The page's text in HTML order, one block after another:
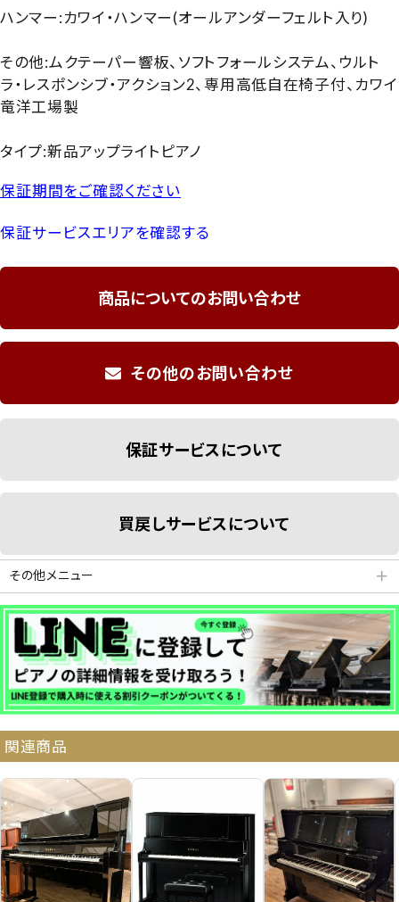
ハンマー:カワイ・ハンマー(オールアンダーフェルト入り)
その他:ムクテーパー響板、ソフトフォールシステム、ウルト
ラ・レスポンシブ・アクション2、専用高低自在椅子付、カワイ
竜洋工場製
タイプ:新品アップライトピアノ
保証期間をご確認ください
保証サービスエリアを確認する
商品についてのお問い合わせ
その他のお問い合わせ
保証サービスについて
買戻しサービスについて
その他メニュー ＋
分割払いシミュレーション
納品・サービス・消音取付可能エリア
よくある質問 送料について
契約後の流れ 保証サービス
中古ピアノ買戻しサービ
ス
中古ピアノの状態につい
て
関連商品